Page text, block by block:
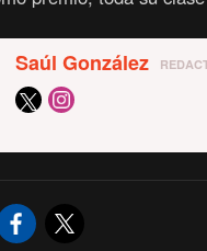
Saúl González